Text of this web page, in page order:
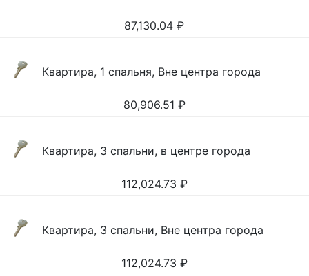
87,130.04 ₽
Квартира, 1 спальня, Вне центра города
80,906.51 ₽
Квартира, 3 спальни, в центре города
112,024.73 ₽
Квартира, 3 спальни, Вне центра города
112,024.73 ₽